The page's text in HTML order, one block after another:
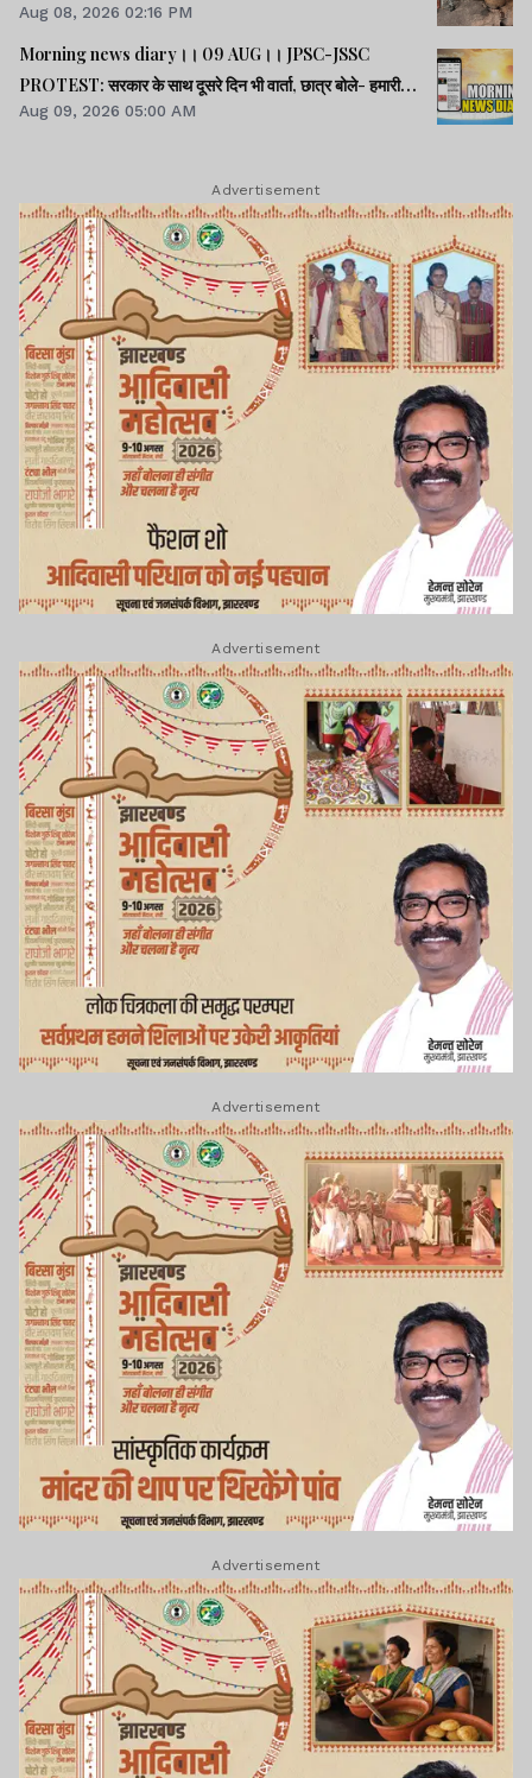
Aug 08, 2026 02:16 PM
Morning news diary।। 09 AUG।। JPSC-JSSC
PROTEST: सरकार के साथ दूसरे दिन भी वार्ता, छात्र बोले- हमारी
बातें सुनी गईं।। छात्रों के समर्थन में उतरी भाजपा, 10 को विधानसभा
Aug 09, 2026 05:00 AM
Advertisement
Advertisement
Advertisement
Advertisement